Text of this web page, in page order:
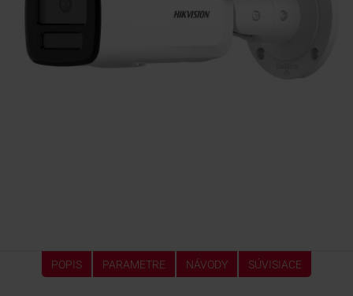
POPIS PARAMETRE NÁVODY SÚVISIACE